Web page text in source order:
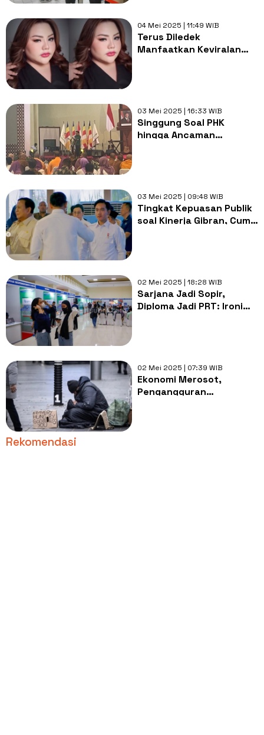
04 Mei 2025 | 11:49 WIB
Terus Diledek
Manfaatkan Keviralan
03 Mei 2025 | 16:33 WIB
Singgung Soal PHK
hingga Ancaman
03 Mei 2025 | 09:48 WIB
Tingkat Kepuasan Publik
soal Kinerja Gibran, Cuma
02 Mei 2025 | 18:28 WIB
Sarjana Jadi Sopir,
Diploma Jadi PRT: Ironi
02 Mei 2025 | 07:39 WIB
Ekonomi Merosot,
Pengangguran
Rekomendasi